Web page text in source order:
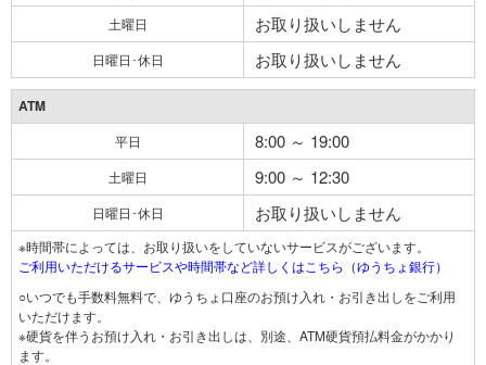
土曜日 お取り扱いしません
日曜日･休日 お取り扱いしません
ATM
平日 8:00 ～ 19:00
土曜日 9:00 ～ 12:30
日曜日･休日 お取り扱いしません
※時間帯によっては、お取り扱いをしていないサービスがございます。
ご利用いただけるサービスや時間帯など詳しくはこちら（ゆうちょ銀行）
○いつでも手数料無料で、ゆうちょ口座のお預け入れ・お引き出しをご利用
いただけます。
※硬貨を伴うお預け入れ・お引き出しは、別途、ATM硬貨預払料金がかかり
ます。